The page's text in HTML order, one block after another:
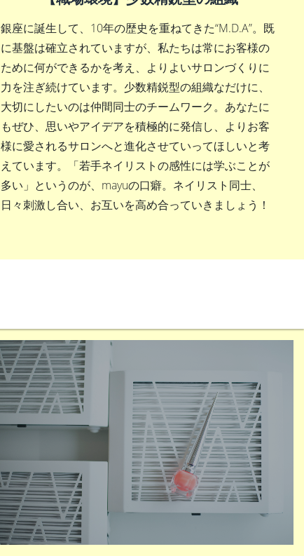
銀座に誕生して、10年の歴史を重ねてきた“M.D.A”。既
に基盤は確立されていますが、私たちは常にお客様の
ために何ができるかを考え、よりよいサロンづくりに
力を注ぎ続けています。少数精鋭型の組織なだけに、
大切にしたいのは仲間同士のチームワーク。あなたに
もぜひ、思いやアイデアを積極的に発信し、よりお客
様に愛されるサロンへと進化させていってほしいと考
えています。「若手ネイリストの感性には学ぶことが
多い」というのが、mayuの口癖。ネイリスト同士、
日々刺激し合い、お互いを高め合っていきましょう！